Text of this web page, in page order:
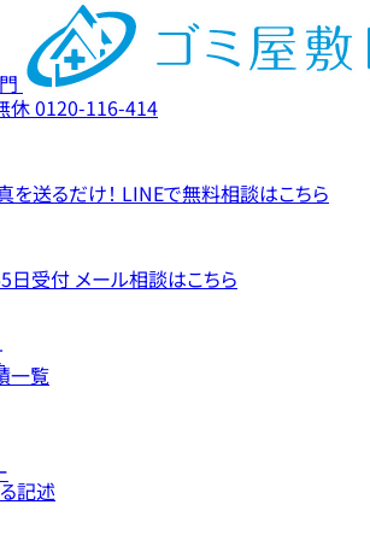
休0120-116-414
を送るだけ！ LINEで無料相談はこちら
日受付 メール相談はこちら
一覧
記述